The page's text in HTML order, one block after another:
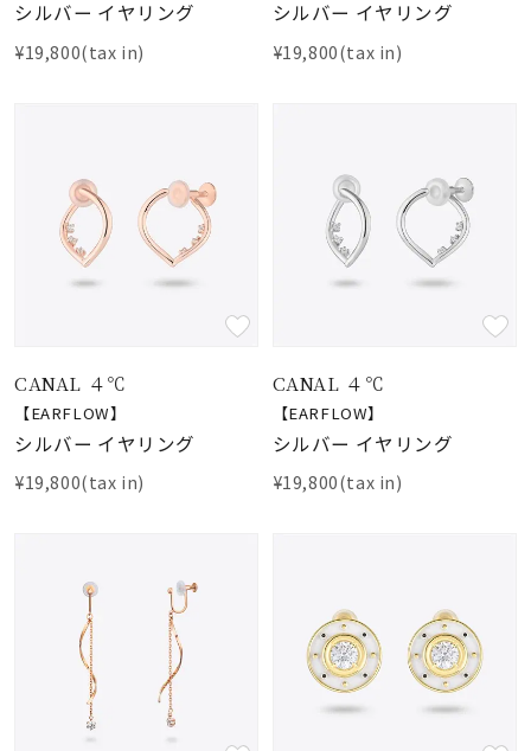
シルバー イヤリング
¥19,800(tax in)
シルバー イヤリング
¥19,800(tax in)
CANAL ４℃
【EARFLOW】
シルバー イヤリング
¥19,800(tax in)
CANAL ４℃
【EARFLOW】
シルバー イヤリング
¥19,800(tax in)